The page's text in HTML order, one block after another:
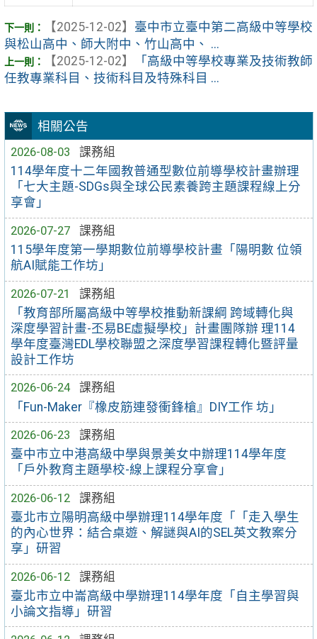
相關公告
2026-08-03
課務組
114學年度十二年國教普通型數位前導學校計畫辦理
「七大主題-SDGs與全球公民素養跨主題課程線上分
享會」
2026-07-27
課務組
115學年度第一學期數位前導學校計畫「陽明數 位領
航AI賦能工作坊」
2026-07-21
課務組
「教育部所屬高級中等學校推動新課綱 跨域轉化與
深度學習計畫-丕易BE虛擬學校」計畫團隊辦 理114
學年度臺灣EDL學校聯盟之深度學習課程轉化暨評量
設計工作坊
2026-06-24
課務組
「Fun-Maker『橡皮筋連發衝鋒槍』DIY工作 坊」
2026-06-23
課務組
臺中市立中港高級中學與景美女中辦理114學年度
「戶外教育主題學校-線上課程分享會」
2026-06-12
課務組
臺北市立陽明高級中學辦理114學年度「「走入學生
的內心世界：結合桌遊、解謎與AI的SEL英文教案分
享」研習
2026-06-12
課務組
臺北市立中崙高級中學辦理114學年度「自主學習與
小論文指導」研習
【2025-12-02】 臺中市立臺中第二高級中等學校
與松山高中、師大附中、竹山高中、 ...
【2025-12-02】
「高級中等學校專業及技術教師
任教專業科目、技術科目及特殊科目 ...